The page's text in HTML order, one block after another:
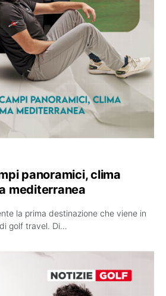
panoramici, clima
mediterranea
la prima destinazione che viene in
golf travel. Di…